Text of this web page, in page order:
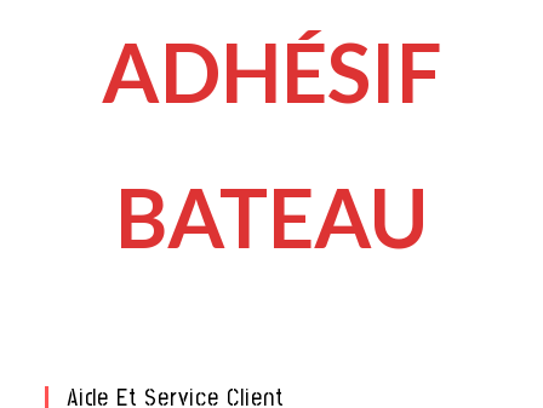
ADHÉSIF
BATEAU
Aide Et Service Client